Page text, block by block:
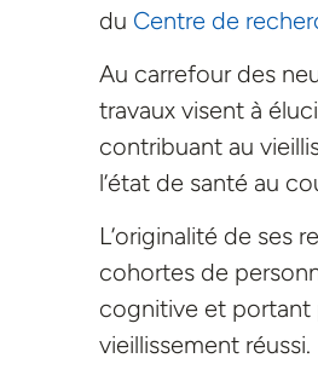
du Centre de
Au carrefour des
travaux visent à
contribuant au
l’état de santé au
L’originalité de ses
cohortes de
cognitive et portant
vieillissement réussi.